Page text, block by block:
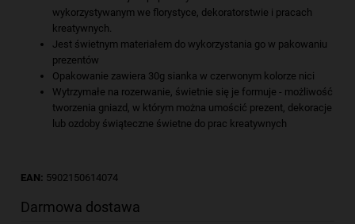
wykorzystywanym we florystyce, dekoratorstwie i pracach
kreatywnych.
Jest świetnym materiałem do wykorzystania go w pakowaniu
prezentów
Opakowanie zawiera 30g sianka w czerwonym kolorze nici
Wytrzymałe na rozerwanie, świetnie się je formuje - możliwość
tworzenia gniazd, w którym można umościć prezent, dekoracje
lub ozdoby świąteczne świetne do prac kreatywnych
EAN: 5902150614074
Darmowa dostawa